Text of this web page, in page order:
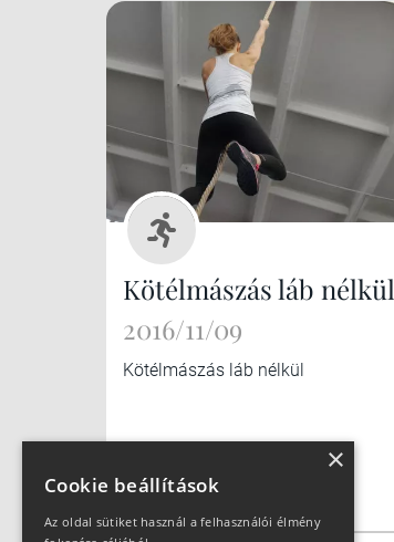
Kötélmászás láb nélkül
2016/11/09
Kötélmászás láb nélkül
×
Cookie beállítások
Az oldal sütiket használ a felhasználói élmény